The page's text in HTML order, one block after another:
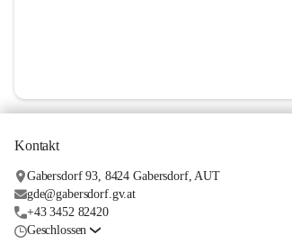
Kontakt
Gabersdorf 93, 8424 Gabersdorf, AUT
gde@gabersdorf.gv.at
+43 3452 82420
Geschlossen